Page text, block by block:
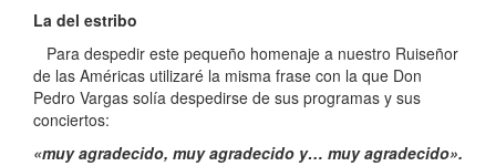
La del estribo
Para despedir este pequeño homenaje a nuestro Ruiseñor
de las Américas utilizaré la misma frase con la que Don
Pedro Vargas solía despedirse de sus programas y sus
conciertos:
«muy agradecido, muy agradecido y… muy agradecido».